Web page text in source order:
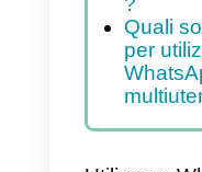
Indice